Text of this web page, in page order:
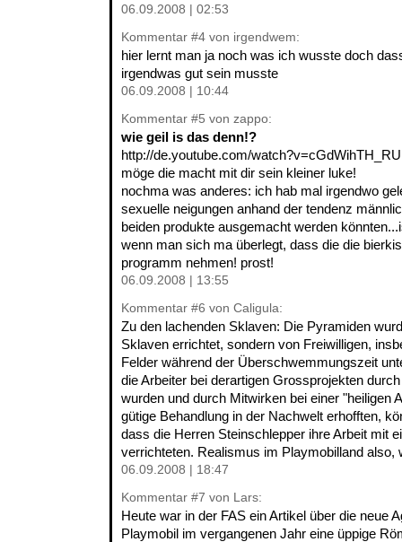
06.09.2008 | 02:53
Kommentar #4 von irgendwem:
hier lernt man ja noch was ich wusste doch
irgendwas gut sein musste
06.09.2008 | 10:44
Kommentar #5 von zappo:
wie geil is das denn!?
http://de.youtube.com/watch?v=cGdWihTH_RU
möge die macht mit dir sein kleiner luke!
nochma was anderes: ich hab mal irgendwo
sexuelle neigungen anhand der tendenz
beiden produkte ausgemacht werden
wenn man sich ma überlegt, dass die die
programm nehmen! prost!
06.09.2008 | 13:55
Kommentar #6 von Caligula:
Zu den lachenden Sklaven: Die Pyramiden
Sklaven errichtet, sondern von Freiwilligen,
Felder während der Überschwemmungszeit
die Arbeiter bei derartigen Grossprojekten
wurden und durch Mitwirken bei einer "heiligen
gütige Behandlung in der Nachwelt erhofften,
dass die Herren Steinschlepper ihre Arbeit mit
verrichteten. Realismus im Playmobilland also,
06.09.2008 | 18:47
Kommentar #7 von Lars:
Heute war in der FAS ein Artikel über die neue
Playmobil im vergangenen Jahr eine üppige